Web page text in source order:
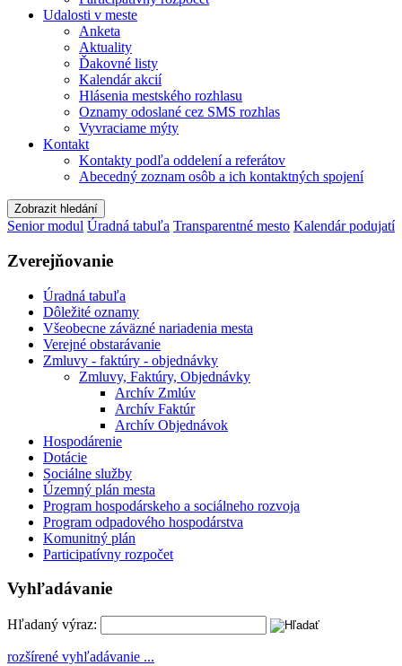
Udalosti v meste
Anketa
Aktuality
Ďakovné listy
Kalendár akcií
Hlásenia mestského rozhlasu
Oznamy odoslané cez SMS rozhlas
Vyvraciame mýty
Kontakt
Kontakty podľa oddelení a referátov
Abecedný zoznam osôb a ich kontaktných spojení
Zobrazit hledání
Senior modul Úradná tabuľa Transparentné mesto Kalendár podujatí
Zverejňovanie
Úradná tabuľa
Dôležité oznamy
Všeobecne záväzné nariadenia mesta
Verejné obstarávanie
Zmluvy - faktúry - objednávky
Zmluvy, Faktúry, Objednávky
Archív Zmlúv
Archív Faktúr
Archív Objednávok
Hospodárenie
Dotácie
Sociálne služby
Územný plán mesta
Program hospodárskeho a sociálneho rozvoja
Program odpadového hospodárstva
Komunitný plán
Participatívny rozpočet
Vyhľadávanie
Hľadaný výraz:
rozšírené vyhľadávanie ...